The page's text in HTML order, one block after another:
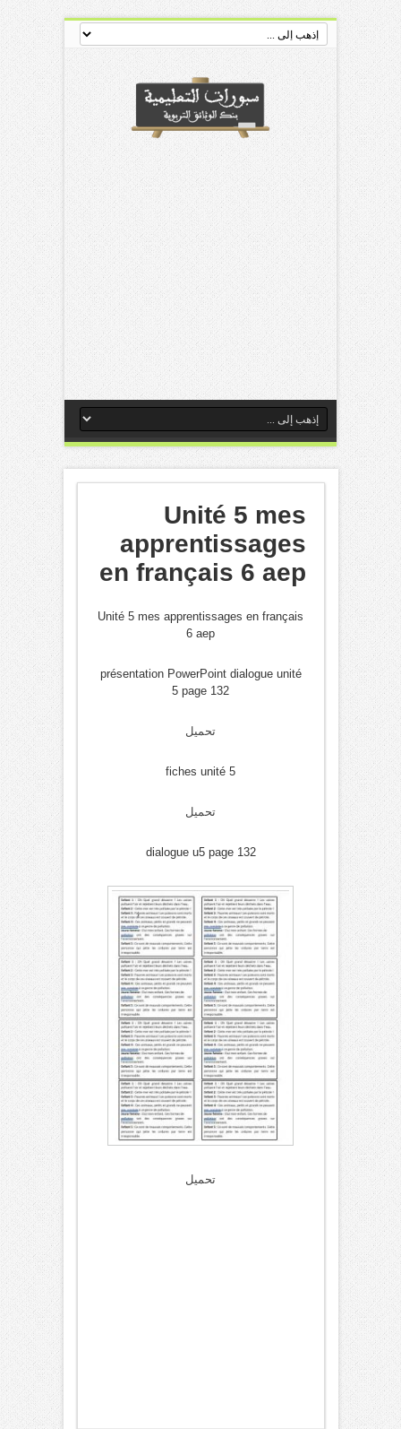
Unité 5 mes
apprentissages
en français 6 aep
Unité 5 mes apprentissages en français
6 aep
présentation PowerPoint dialogue unité
5 page 132
تحميل
fiches unité 5
تحميل
dialogue u5 page 132
تحميل